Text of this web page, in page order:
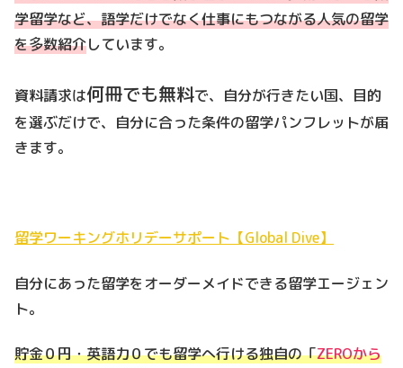
学留学など、語学だけでなく仕事にもつながる人気の留学
を多数紹介しています。
資料請求は何冊でも無料で、自分が行きたい国、目的
を選ぶだけで、自分に合った条件の留学パンフレットが届
きます。
留学ワーキングホリデーサポート【Global Dive】
自分にあった留学をオーダーメイドできる留学エージェン
ト。
貯金０円・英語力０でも留学へ行ける独自の「ZEROから